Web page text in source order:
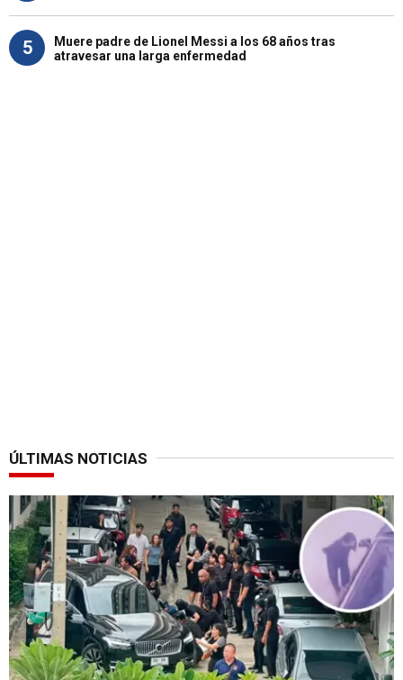
5
Muere padre de Lionel Messi a los 68 años tras
atravesar una larga enfermedad
ÚLTIMAS NOTICIAS